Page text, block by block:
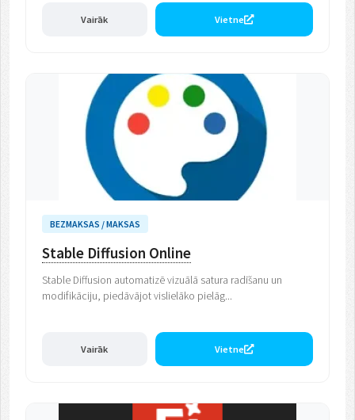
Vairāk Vietne
BEZMAKSAS / MAKSAS
Stable Diffusion Online
Stable Diffusion automatizē vizuālā satura radīšanu un
modifikāciju, piedāvājot vislielāko pielāg...
Vairāk Vietne